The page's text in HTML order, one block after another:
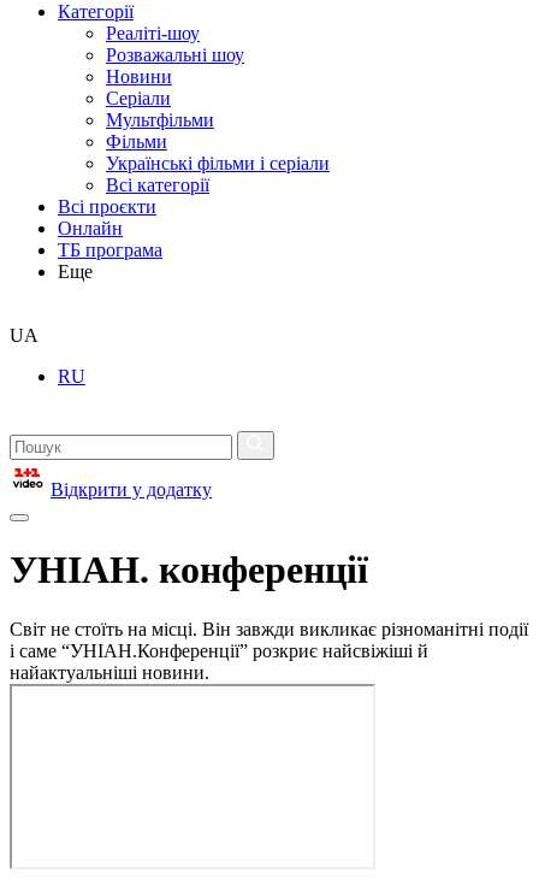
Категорії
Реаліті-шоу
Розважальні шоу
Новини
Серіали
Мультфільми
Фільми
Українські фільми і серіали
Всі категорії
Всі проєкти
Онлайн
ТБ програма
Еще
UA
RU
Відкрити у додатку
УНІАН. конференції
Світ не стоїть на місці. Він завжди викликає різноманітні події
і саме “УНІАН.Конференції” розкриє найсвіжіші й
найактуальніші новини.